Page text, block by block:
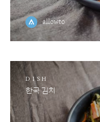
allowto
DISH
한국 김치